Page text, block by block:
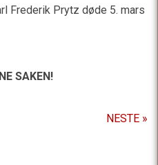
Frederik Prytz døde 5. mars
SAKEN!
NESTE »